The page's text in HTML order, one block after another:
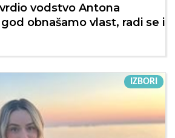
vodstvo Antona
obnašamo vlast, radi se i
IZBORI